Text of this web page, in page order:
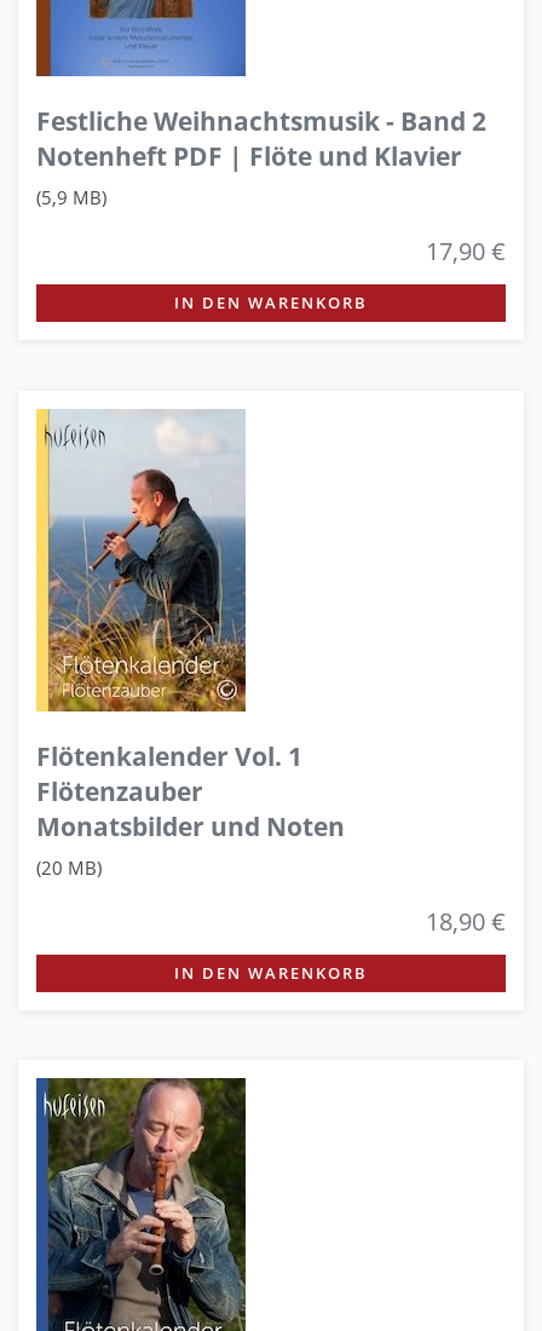
Festliche Weihnachtsmusik - Band 2
Notenheft PDF | Flöte und Klavier
(5,9 MB)
17,90 €
IN DEN WARENKORB
Flötenkalender Vol. 1
Flötenzauber
Monatsbilder und Noten
(20 MB)
18,90 €
IN DEN WARENKORB